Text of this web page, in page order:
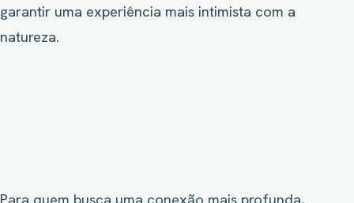
garantir uma experiência mais intimista com a
natureza.